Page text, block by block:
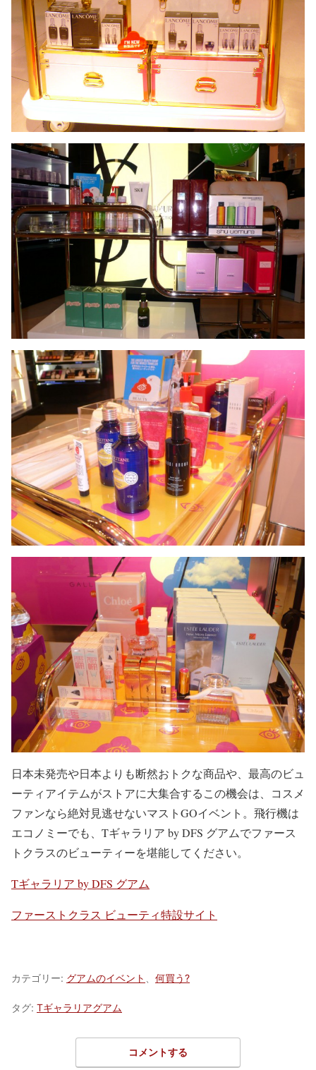
日本未発売や日本よりも断然おトクな商品や、最高のビュ
ーティアイテムがストアに大集合するこの機会は、コスメ
ファンなら絶対見逃せないマストGOイベント。飛行機は
エコノミーでも、Tギャラリア by DFS グアムでファース
トクラスのビューティーを堪能してください。
Tギャラリア by DFS グアム
ファーストクラス ビューティ特設サイト
カテゴリー: グアムのイベント 何買う?
タグ: Tギャラリアグアム
コメントする